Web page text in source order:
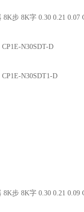
8K步 8K字 0.30 0.21 0.07
N30SDT-D
N30SDT1-D
8K步 8K字 0.30 0.21 0.09